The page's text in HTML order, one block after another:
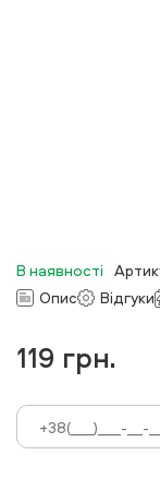
В наявності
Опис
Відгуки
119 грн.